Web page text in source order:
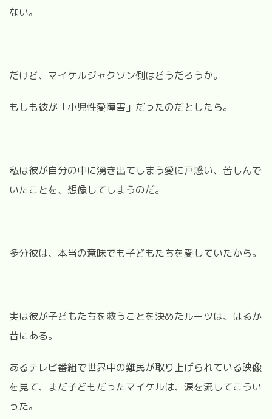
ない。
だけど、マイケルジャクソン側はどうだろうか。
もしも彼が「小児性愛障害」だったのだとしたら。
私は彼が自分の中に湧き出てしまう愛に戸惑い、苦しんで
いたことを、想像してしまうのだ。
多分彼は、本当の意味でも子どもたちを愛していたから。
実は彼が子どもたちを救うことを決めたルーツは、はるか
昔にある。
あるテレビ番組で世界中の難民が取り上げられている映像
を見て、まだ子どもだったマイケルは、涙を流してこうい
った。